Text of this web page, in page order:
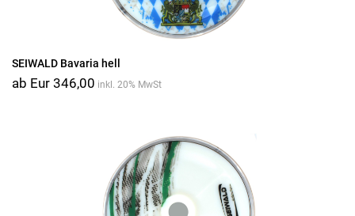
SEIWALD Bavaria hell
ab Eur 346,00 inkl. 20% MwSt